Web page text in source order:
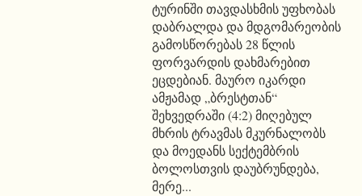
ტურინში თავდასხმის უფხობას
დაბრალდა და მდგომარეობის
გამოსწორებას 28 წლის
ფორვარდის დახმარებით
ეცდებიან. მაურო იკარდი
ამჟამად „ბრესტთან“
შეხვედრაში (4:2) მიღებულ
მხრის ტრავმას მკურნალობს
და მოედანს სექტემბრის
ბოლოსთვის დაუბრუნდება,
მერე...